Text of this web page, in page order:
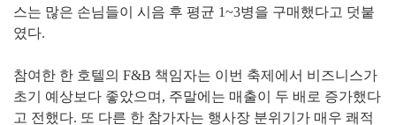
스는 많은 손님들이 시음 후 평균 1~3병을 구매했다고 덧붙
였다.
참여한 한 호텔의 F&B 책임자는 이번 축제에서 비즈니스가
초기 예상보다 좋았으며, 주말에는 매출이 두 배로 증가했다
고 전했다. 또 다른 한 참가자는 행사장 분위기가 매우 쾌적